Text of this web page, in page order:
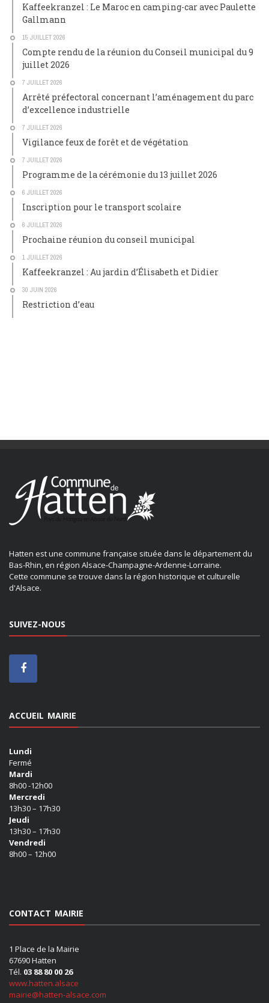
Kaffeekranzel : Le Maroc en camping-car avec Paulette
Gallmann
15 JUILLET 2026
Compte rendu de la réunion du Conseil municipal du 9
juillet 2026
7 JUILLET 2026
Arrêté préfectoral concernant l’aménagement du parc
d’excellence industrielle
7 JUILLET 2026
Vigilance feux de forêt et de végétation
7 JUILLET 2026
Programme de la cérémonie du 13 juillet 2026
6 JUILLET 2026
Inscription pour le transport scolaire
6 JUILLET 2026
Prochaine réunion du conseil municipal
1 JUILLET 2026
Kaffeekranzel : Au jardin d’Élisabeth et Didier
30 JUIN 2026
Restriction d’eau
Hatten est une commune française située dans le département du
Bas-Rhin, en région Alsace-Champagne-Ardenne-Lorraine.
Cette commune se trouve dans la région historique et culturelle
d'Alsace.
SUIVEZ-NOUS
ACCUEIL MAIRIE
Lundi
Fermé
Mardi
8h00 -12h00
Mercredi
13h30 – 17h30
Jeudi
13h30 – 17h30
Vendredi
8h00 – 12h00
CONTACT MAIRIE
1 Place de la Mairie
67690 Hatten
Tél. 03 88 80 00 26
www.hatten.alsace
mairie@hatten-alsace.com